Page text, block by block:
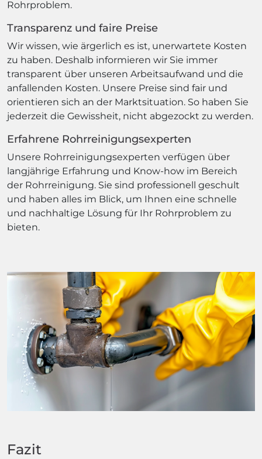
Rohrproblem.
Transparenz und faire Preise
Wir wissen, wie ärgerlich es ist, unerwartete Kosten
zu haben. Deshalb informieren wir Sie immer
transparent über unseren Arbeitsaufwand und die
anfallenden Kosten. Unsere Preise sind fair und
orientieren sich an der Marktsituation. So haben Sie
jederzeit die Gewissheit, nicht abgezockt zu werden.
Erfahrene Rohrreinigungsexperten
Unsere Rohrreinigungsexperten verfügen über
langjährige Erfahrung und Know-how im Bereich
der Rohrreinigung. Sie sind professionell geschult
und haben alles im Blick, um Ihnen eine schnelle
und nachhaltige Lösung für Ihr Rohrproblem zu
bieten.
Fazit